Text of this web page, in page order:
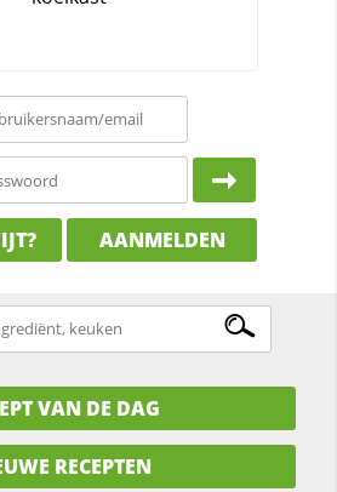
AANMELDEN
VAN DE DAG
RECEPTEN